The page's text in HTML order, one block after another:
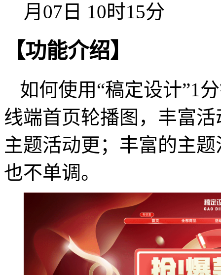
月07日 10时15分
【功能介绍】
如何使用“稿定设计”1
线端首页轮播图，丰富
主题活动更；丰富的主
也不单调。